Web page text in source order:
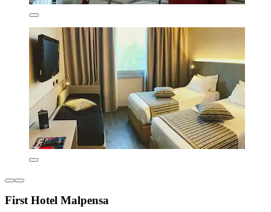
First Hotel Malpensa